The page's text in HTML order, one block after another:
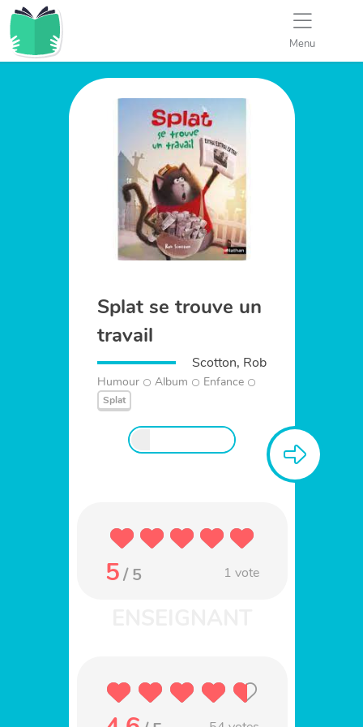
Menu
Splat se trouve un
travail
Scotton, Rob
Humour Album Enfance
Splat
5/ 5 1 vote